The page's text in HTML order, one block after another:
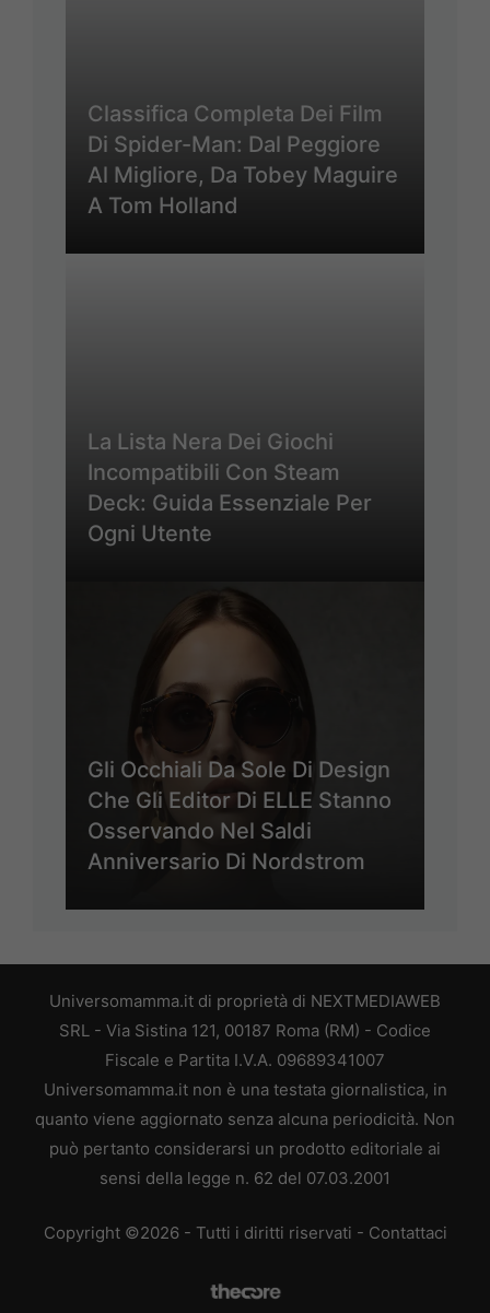
Classifica Completa Dei Film
Di Spider-Man: Dal Peggiore
Al Migliore, Da Tobey Maguire
A Tom Holland
La Lista Nera Dei Giochi
Incompatibili Con Steam
Deck: Guida Essenziale Per
Ogni Utente
Gli Occhiali Da Sole Di Design
Che Gli Editor Di ELLE Stanno
Osservando Nel Saldi
Anniversario Di Nordstrom
Universomamma.it di proprietà di NEXTMEDIAWEB
SRL - Via Sistina 121, 00187 Roma (RM) - Codice
Fiscale e Partita I.V.A. 09689341007
Universomamma.it non è una testata giornalistica, in
quanto viene aggiornato senza alcuna periodicità. Non
può pertanto considerarsi un prodotto editoriale ai
sensi della legge n. 62 del 07.03.2001
Copyright ©2026 - Tutti i diritti riservati - Contattaci